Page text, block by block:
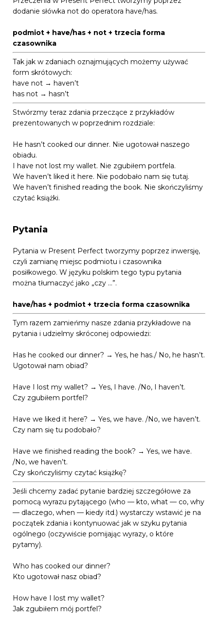
dodanie słówka not do operatora have/has.
podmiot + have/has + not + trzecia forma
czasownika
Tak jak w zdaniach oznajmujących możemy używać
form skrótowych:
have not → haven’t
has not → hasn’t
Stwórzmy teraz zdania przeczące z przykładów
prezentowanych w poprzednim rozdziale:
He hasn’t cooked our dinner. Nie ugotował naszego
obiadu.
I have not lost my wallet. Nie zgubiłem portfela.
We haven’t liked it here. Nie podobało nam się tutaj.
We haven’t finished reading the book. Nie skończyliśmy
czytać książki.
Pytania
Pytania w Present Perfect tworzymy poprzez inwersję,
czyli zamianę miejsc podmiotu i czasownika
posiłkowego. W języku polskim tego typu pytania
można tłumaczyć jako „czy …”.
have/has + podmiot + trzecia forma czasownika
Tym razem zamieńmy nasze zdania przykładowe na
pytania i udzielmy skróconej odpowiedzi:
Has he cooked our dinner? → Yes, he has./ No, he hasn’t.
Ugotował nam obiad?
Have I lost my wallet? → Yes, I have. /No, I haven’t.
Czy zgubiłem portfel?
Have we liked it here? → Yes, we have. /No, we haven’t.
Czy nam się tu podobało?
Have we finished reading the book? → Yes, we have.
/No, we haven’t.
Czy skończyliśmy czytać książkę?
Jeśli chcemy zadać pytanie bardziej szczegółowe za
pomocą wyrazu pytającego (who — kto, what — co, why
— dlaczego, when — kiedy itd.) wystarczy wstawić je na
początek zdania i kontynuować jak w szyku pytania
ogólnego (oczywiście pomijając wyrazy, o które
pytamy).
Who has cooked our dinner?
Kto ugotował nasz obiad?
How have I lost my wallet?
Jak zgubiłem mój portfel?